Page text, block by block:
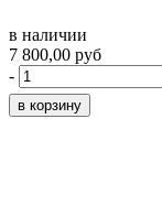
в наличии
7 800,00 руб
-